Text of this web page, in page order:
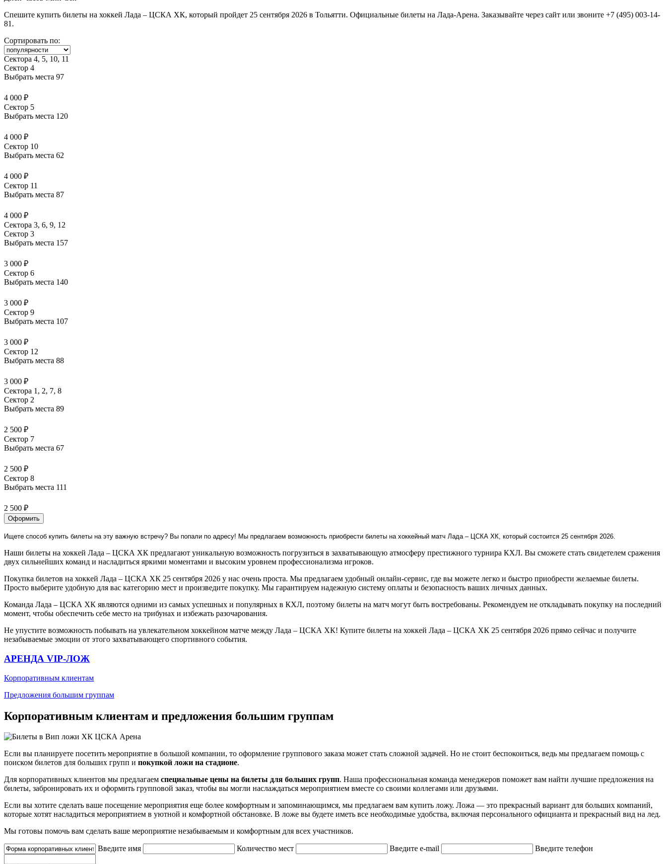
Спешите купить билеты на хоккей Лада – ЦСКА ХК, который пройдет 25 сентября 2026 в Тольятти. Официальные билеты на Лада-Арена. Заказывайте через сайт или звоните +7 (495) 003-14-
81.
Сортировать по:
Сектора 4, 5, 10, 11
Сектор 4
Выбрать места 97
4 000 ₽
Сектор 5
Выбрать места 120
4 000 ₽
Сектор 10
Выбрать места 62
4 000 ₽
Сектор 11
Выбрать места 87
4 000 ₽
Сектора 3, 6, 9, 12
Сектор 3
Выбрать места 157
3 000 ₽
Сектор 6
Выбрать места 140
3 000 ₽
Сектор 9
Выбрать места 107
3 000 ₽
Сектор 12
Выбрать места 88
3 000 ₽
Сектора 1, 2, 7, 8
Сектор 2
Выбрать места 89
2 500 ₽
Сектор 7
Выбрать места 67
2 500 ₽
Сектор 8
Выбрать места 111
2 500 ₽
Оформить
Ищете способ купить билеты на эту важную встречу? Вы попали по адресу! Мы предлагаем возможность приобрести билеты на хоккейный матч Лада – ЦСКА ХК, который состоится 25 сентября 2026.
Наши билеты на хоккей Лада – ЦСКА ХК предлагают уникальную возможность погрузиться в захватывающую атмосферу престижного турнира КХЛ. Вы сможете стать свидетелем сражения
двух сильнейших команд и насладиться яркими моментами и высоким уровнем профессионализма игроков.
Покупка билетов на хоккей Лада – ЦСКА ХК 25 сентября 2026 у нас очень проста. Мы предлагаем удобный онлайн-сервис, где вы можете легко и быстро приобрести желаемые билеты.
Просто выберите удобную для вас категорию мест и произведите покупку. Мы гарантируем надежную систему оплаты и безопасность ваших личных данных.
Команда Лада – ЦСКА ХК являются одними из самых успешных и популярных в КХЛ, поэтому билеты на матч могут быть востребованы. Рекомендуем не откладывать покупку на последний
момент, чтобы обеспечить себе место на трибунах и избежать разочарования.
Не упустите возможность побывать на увлекательном хоккейном матче между Лада – ЦСКА ХК! Купите билеты на хоккей Лада – ЦСКА ХК 25 сентября 2026 прямо сейчас и получите
незабываемые эмоции от этого захватывающего спортивного события.
АРЕНДА VIP-ЛОЖ
Корпоративным клиентам
Предложения большим группам
Корпоративным клиентам и предложения большим группам
Если вы планируете посетить мероприятие в большой компании, то оформление группового заказа может стать сложной задачей. Но не стоит беспокоиться, ведь мы предлагаем помощь с
поиском билетов для больших групп и покупкой ложи на стадионе.
Для корпоративных клиентов мы предлагаем специальные цены на билеты для больших групп. Наша профессиональная команда менеджеров поможет вам найти лучшие предложения на
билеты, забронировать их и оформить групповой заказ, чтобы вы могли наслаждаться мероприятием вместе со своими коллегами или друзьями.
Если вы хотите сделать ваше посещение мероприятия еще более комфортным и запоминающимся, мы предлагаем вам купить ложу. Ложа — это прекрасный вариант для больших компаний,
которые хотят насладиться мероприятием в уютной и комфортной обстановке. В ложе вы будете иметь все необходимые удобства, включая персонального официанта и прекрасный вид на лед.
Мы готовы помочь вам сделать ваше мероприятие незабываемым и комфортным для всех участников.
Введите имя Количество мест Введите e-mail Введите телефон